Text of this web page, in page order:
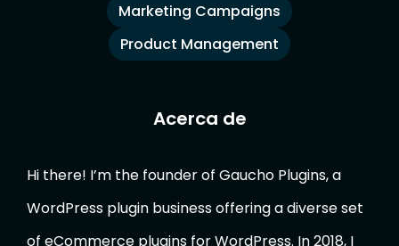
Marketing Campaigns
Product Management
Acerca de
Hi there! I’m the founder of Gaucho Plugins, a
WordPress plugin business offering a diverse set
of eCommerce plugins for WordPress. In 2018, I